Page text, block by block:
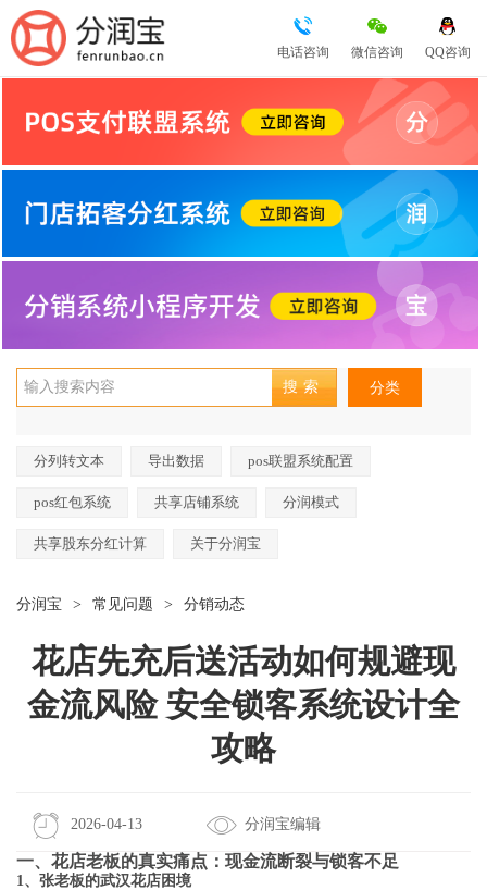
QQ咨询
微信咨询
电话咨询
分类
分列转文本 导出数据 pos联盟系统配置
pos红包系统 共享店铺系统 分润模式
共享股东分红计算 关于分润宝
分润宝 > 常见问题 > 分销动态
花店先充后送活动如何规避现
金流风险 安全锁客系统设计全
攻略
2026-04-13 分润宝编辑
一、花店老板的真实痛点：现金流断裂与锁客不足
1、张老板的武汉花店困境